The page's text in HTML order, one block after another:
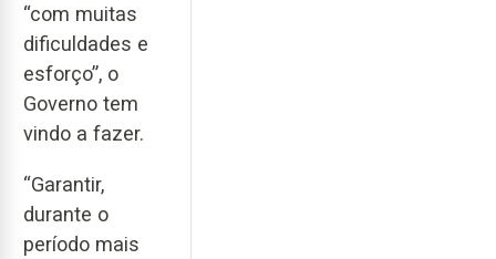
“com muitas
dificuldades e
esforço”, o
Governo tem
vindo a fazer.
“Garantir,
durante o
período mais